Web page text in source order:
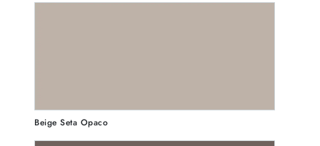
Beige Seta Opaco